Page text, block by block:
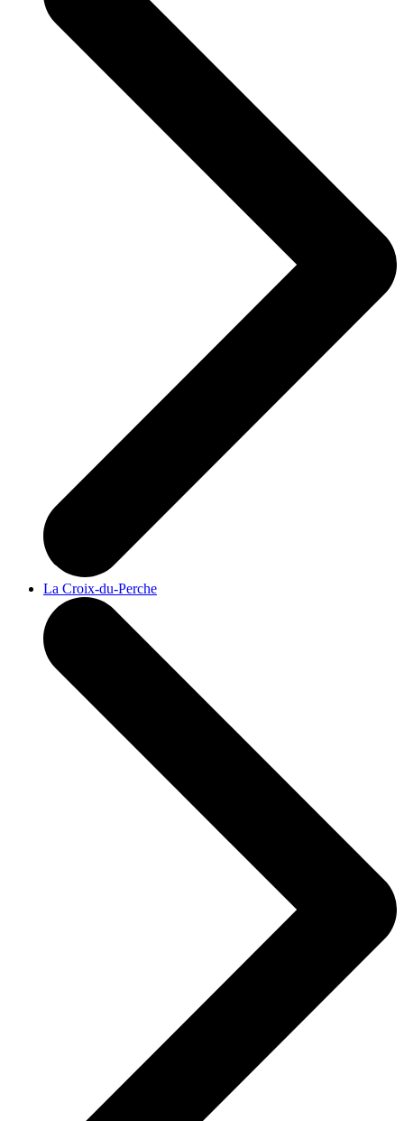
La Croix-du-Perche